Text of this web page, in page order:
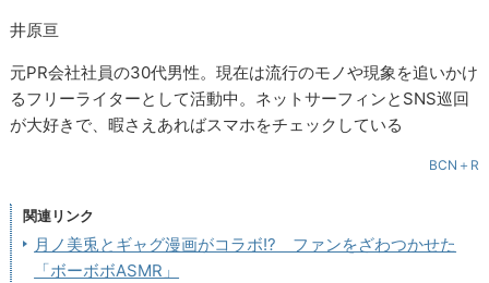
井原亘
元PR会社社員の30代男性。現在は流行のモノや現象を追いかけ
るフリーライターとして活動中。ネットサーフィンとSNS巡回
が大好きで、暇さえあればスマホをチェックしている
BCN＋R
関連リンク
月ノ美兎とギャグ漫画がコラボ!? ファンをざわつかせた
「ボーボボASMR」